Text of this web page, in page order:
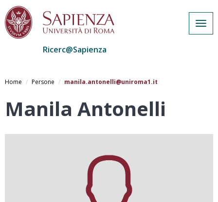
al
Ricerc@Sapienza
Home Persone manila.antonelli@uniroma1.it
Manila Antonelli